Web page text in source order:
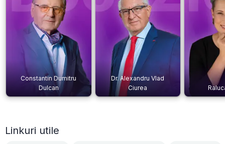
Constantin Dumitru
Dulcan
Dr. Alexandru Vlad
Ciurea
Linkuri utile